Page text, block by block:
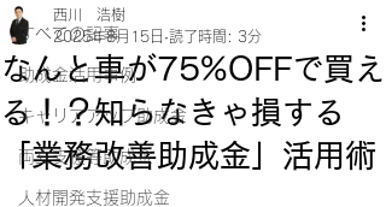
すべての記事
助成金活用事例
キャリアアップ助成金
両立支援等助成金
人材開発支援助成金
なんと車が75%OFFで買え
る！？知らなきゃ損する
「業務改善助成金」活用術
西川 浩樹
2025年8月15日 読了時間: 3分